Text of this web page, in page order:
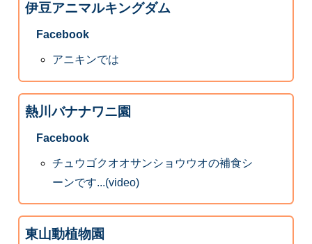
伊豆アニマルキングダム
Facebook
アニキンでは
熱川バナナワニ園
Facebook
チュウゴクオオサンショウウオの補食シ
ーンです...(video)
東山動植物園